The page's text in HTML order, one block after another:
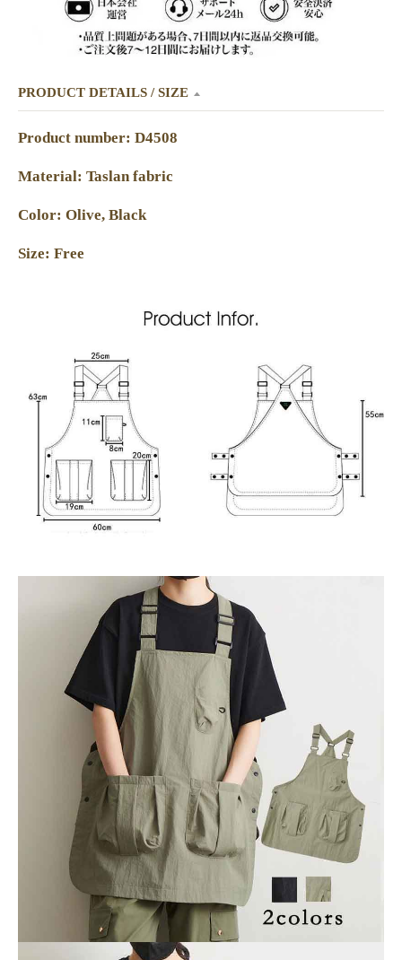
PRODUCT DETAILS / SIZE
Product number: D4508
Material: Taslan fabric
Color: Olive, Black
Size: Free